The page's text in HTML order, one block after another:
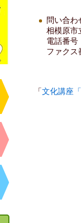
問い合わ
相模原市
電話番
ファク
「 文化講座